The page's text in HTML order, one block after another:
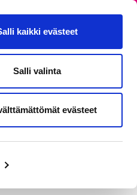
kaikki evästeet
Salli valinta
evästeet
EN
MENU